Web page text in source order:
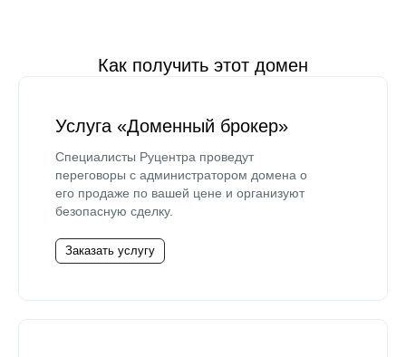
Как получить этот домен
Услуга «Доменный брокер»
Специалисты Руцентра проведут
переговоры с администратором домена о
его продаже по вашей цене и организуют
безопасную сделку.
Заказать услугу